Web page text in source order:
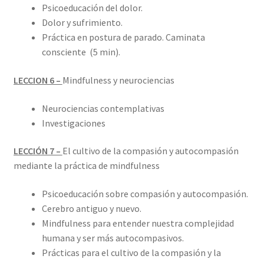
Psicoeducación del dolor.
Dolor y sufrimiento.
Práctica en postura de parado. Caminata
consciente (5 min).
LECCION 6 – Mindfulness y neurociencias
Neurociencias contemplativas
Investigaciones
LECCIÓN 7 – El cultivo de la compasión y autocompasión
mediante la práctica de mindfulness
Psicoeducación sobre compasión y autocompasión.
Cerebro antiguo y nuevo.
Mindfulness para entender nuestra complejidad
humana y ser más autocompasivos.
Prácticas para el cultivo de la compasión y la